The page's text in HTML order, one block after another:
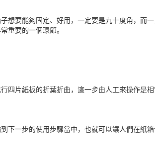
要能夠固定、好用，一定要是九十度角，而
重要的一個環節。
片紙板的折葉折曲，這一步由人工來操作是
一步的使用步驟當中，也就可以讓人們在紙箱